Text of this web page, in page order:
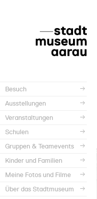
Besuch
Ausstellungen
Veranstaltungen
Schulen
Gruppen & Teamevents
Kinder und Familien
Meine Fotos und Filme
Über das Stadtmuseum